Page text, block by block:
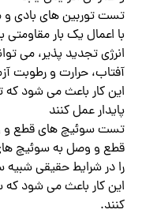
تست توربین های بادی و
با اعمال یک بار
انرژی تجدید پذیر، می
آفتاب، حرارت و رطوبت
این کار باعث می شود که
پایدار عمل کنند
تست سوئیچ های قطع و
قطع و وصل به سوئیچ
را در شرایط حقیقی شبیه
این کار باعث می شود
کنند.